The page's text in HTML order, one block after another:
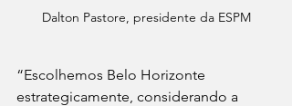
Dalton Pastore, presidente da ESPM
“Escolhemos Belo Horizonte
estrategicamente, considerando a